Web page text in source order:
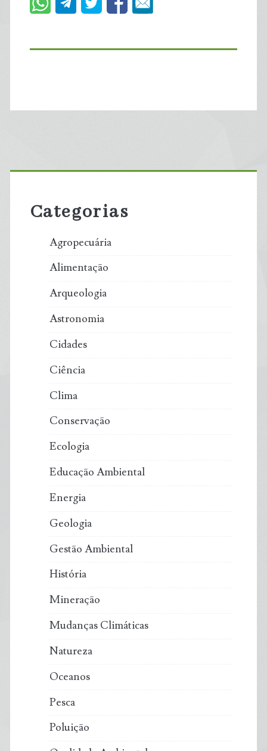
Primary
Sidebar
Categorias
Agropecuária
Alimentação
Arqueologia
Astronomia
Cidades
Ciência
Clima
Conservação
Ecologia
Educação Ambiental
Energia
Geologia
Gestão Ambiental
História
Mineração
Mudanças Climáticas
Natureza
Oceanos
Pesca
Poluição